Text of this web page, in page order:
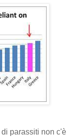
parassiti non c'è